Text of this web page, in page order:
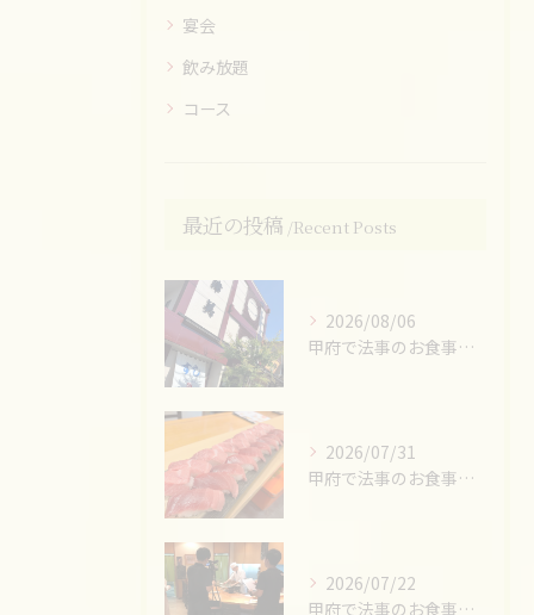
宴会
飲み放題
コース
最近の投稿 Recent Posts
2026/08/06
甲府で法事のお食事ならお任せください！
2026/07/31
甲府で法事のお食事ならお任せください！
2026/07/22
甲府で法事のお食事ならお任せください！